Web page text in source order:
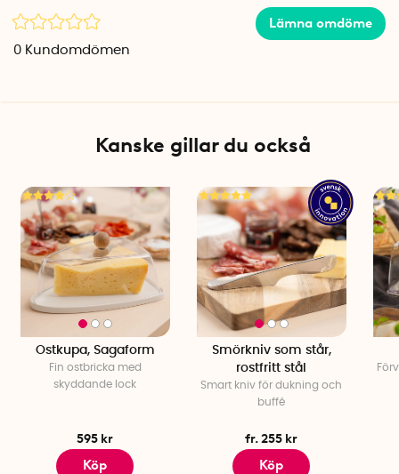
kylskåpet och skyddar osten mot flygande insekter som
dras till de goda ostarna på bordet.
Innerdiameter fat: 18,5 cm
Höjd fat: 1,8 cm
Ostkupa diameter: 18 cm
Ostkupa höjd invändigt: 9,5 cm
Ostkupa höjd utvändigt: ca 12 cm
Totalhöjd: ca 13 cm.
Vikt: ca 650 gram
Material: Stengods, akrylplast, ekträ
Lämna omdöme
0 Kundomdömen
Kanske gillar du också
Ostkupa, Sagaform
Fin ostbricka med
skyddande lock
595 kr
Köp
Smörkniv som står,
rostfritt stål
Smart kniv för dukning och
buffé
fr. 255 kr
Köp